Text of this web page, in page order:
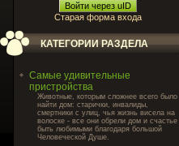
Войти через uID
Старая форма входа
КАТЕГОРИИ РАЗДЕЛА
Самые удивительные
пристройства
Животные, которым сложнее всего было
найти дом: старички, инвалиды,
смертники с улиц, чья жизнь висела на
волоске - все они обрели дом и счастье
быть любимыми благодаря большой
Человеческой Душе.